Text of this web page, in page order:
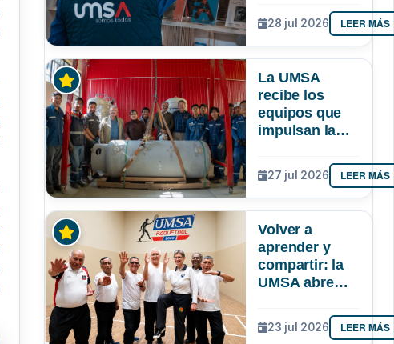
conocimiento
que se genera
en Bolivia
28 jul 2026 LEER MÁS
La UMSA
recibe los
equipos que
impulsan la
oxígeno
medicinal
27 jul 2026 LEER MÁS
Volver a
aprender y
compartir: la
UMSA abre
para adultos
mayores
23 jul 2026 LEER MÁS